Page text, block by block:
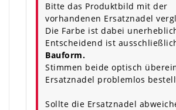
Bitte das Produktbild mit der
vorhandenen Ersatznadel
Die Farbe ist dabei
Entscheidend ist
Bauform.
Stimmen beide optisch
Ersatznadel problemlos
Sollte die Ersatznadel